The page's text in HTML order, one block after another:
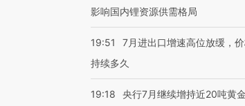
影响国内锂资源供需格局
19:51
7月进出口增速高位放缓，
持续多久
19:18
央行7月继续增持近20吨黄